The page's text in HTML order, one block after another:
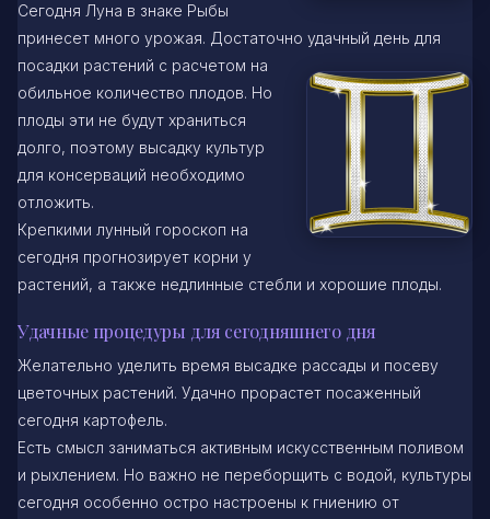
Сегодня Луна в знаке Рыбы
принесет много урожая. Достаточно удачный день для
посадки растений с расчетом на
обильное количество плодов. Но
плоды эти не будут храниться
долго, поэтому высадку культур
для консерваций необходимо
отложить.
Крепкими лунный гороскоп на
сегодня прогнозирует корни у
растений, а также недлинные стебли и хорошие плоды.
Удачные процедуры для сегодняшнего дня
Желательно уделить время высадке рассады и посеву
цветочных растений. Удачно прорастет посаженный
сегодня картофель.
Есть смысл заниматься активным искусственным поливом
и рыхлением. Но важно не переборщить с водой, культуры
сегодня особенно остро настроены к гниению от